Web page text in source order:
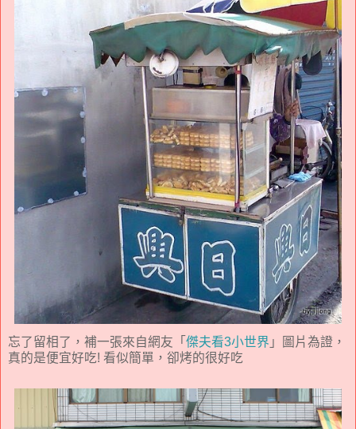
忘了留相了，補一張來自網友「 傑夫看3小世界 」圖片為證，
真的是便宜好吃! 看似簡單，卻烤的很好吃